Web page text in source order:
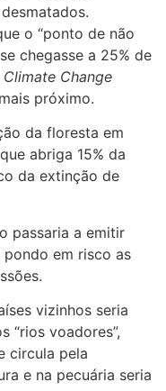
o “ponto de não
chegasse a 25% de
Change
próximo.
da floresta em
abriga 15% da
da extinção de
passaria a emitir
em risco as
vizinhos seria
“rios voadores”,
circula pela
e na pecuária seria